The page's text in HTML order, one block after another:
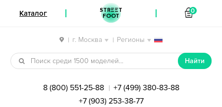
| г. Москва | Регионы
Перейти к навигации
Перейти к содержимому
Найти
8 (800) 551-25-88 | +7 (499) 380-83-88
+7 (903) 253-38-77
Каталог STREET
FOOT
0